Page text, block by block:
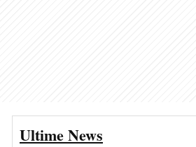
Ultime News